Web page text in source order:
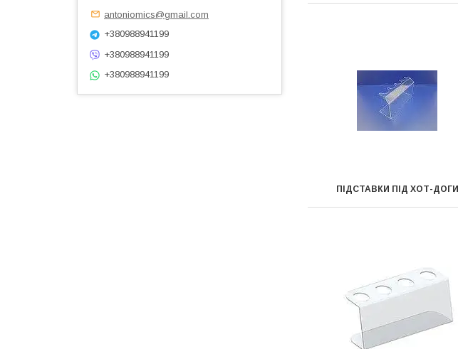
ПІДСТАВКИ ПІД ХОТ-ДОГИ
antoniomics@gmail.com
+380988941199
+380988941199
+380988941199